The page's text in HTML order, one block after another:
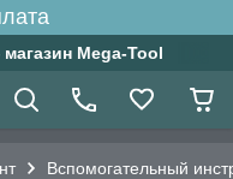
Mega-Tool
Вспомогательный